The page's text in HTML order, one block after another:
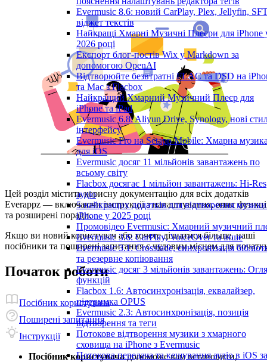
Evermusic 8.6: новий CarPlay, Plex, Jellyfin,
віджет текстів
Найкращі Хмарні Музичні Плеєри для iPhone
2026 році
Експорт блог-постів Wix у Markdown за
допомогою OpenAI
Відтворюйте безвтратні FLAC та DSD на
та Mac з Flacbox
Найкращий Хмарний Музичний Плеєр для
iPhone та iPad
Evermusic 6.8: Aliyun Drive, Synology, нові
інтерфейсу
Evermusic Pro на Setapp Mobile: Хмарна
для iOS
Evermusic досяг 11 мільйонів завантажень по
всьому світу
Flacbox досягає 1 мільйон завантажень: Hi-Res
аудіо
5 найкращих додатків для відтворення
iPhone у 2025 році
Промовідео Evermusic: Хмарний музичний
Evermusic 3.6: CarPlay, VoiceOver та інше
Evermusic 3.1: Crossfade, синхронізація
та резервне копіювання
Evermusic досяг 3 мільйонів завантажень:
функцій
Flacbox 1.6: Автосинхронізація, еквалайзер,
підтримка OPUS
Evermusic 2.3: Автосинхронізація, позиція
відтворення та теги
Потокове відтворення музики з хмарного
сховища на iPhone з Evermusic
Потокова передача та кешування аудіо в iOS за
Цей розділ містить корисну документацію для всіх додатків
Everappz — включаючи інструкції з налаштування, опис
та розширені поради.
Якщо ви новий користувач або хочете дізнатися більше, наші
посібники та поширені запитання є чудовим місцем для
Початок роботи
Посібник користувача
Поширені запитання
Інструкції
Посібник користувачадопоможе вам встановити,